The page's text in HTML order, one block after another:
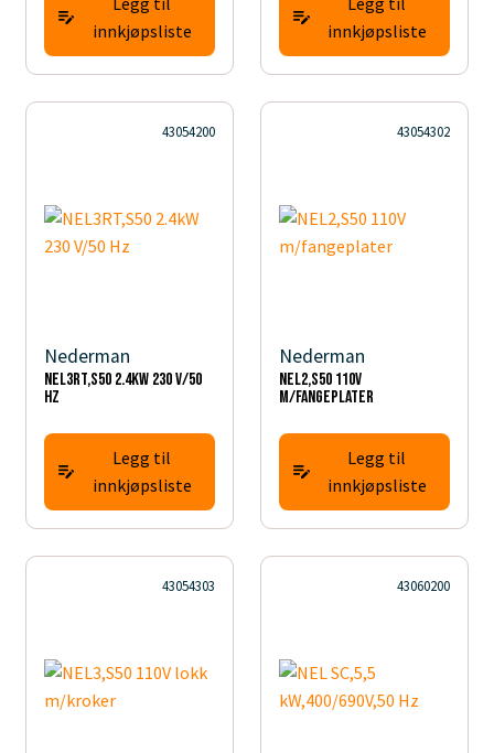
innkjøpsliste
innkjøpsliste
43054200
Nederman
NEL3RT,S50 2.4kW 230 V/50
Hz
Legg til
innkjøpsliste
43054302
Nederman
NEL2,S50 110V
m/fangeplater
Legg til
innkjøpsliste
43054303 43060200